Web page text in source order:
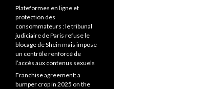
Plateformes en ligne et
protection des
consommateurs : le tribunal
judiciaire de Paris refuse le
blocage de Shein mais impose
un contrôle renforcé de
l’accès aux contenus sexuels
Franchise agreement: a
bumper crop in 2025 on the